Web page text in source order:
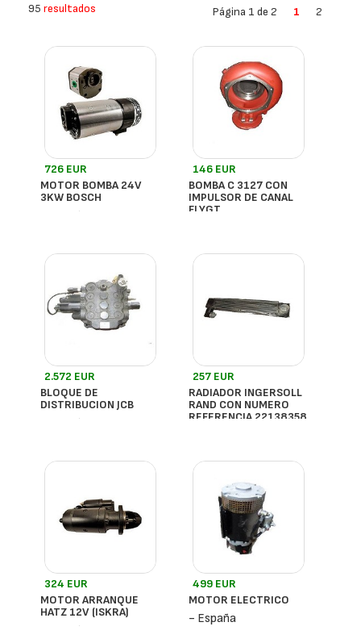
95 resultados Página 1 de 2 1 2
726 EUR
MOTOR BOMBA 24V
3KW BOSCH
- España
146 EUR
BOMBA C 3127 CON
IMPULSOR DE CANAL
FLYGT
2.572 EUR
BLOQUE DE
DISTRIBUCION JCB
- España
257 EUR
RADIADOR INGERSOLL
RAND CON NUMERO
REFERENCIA 22138358
324 EUR
MOTOR ARRANQUE
HATZ 12V (ISKRA)
- España
499 EUR
MOTOR ELECTRICO
- España